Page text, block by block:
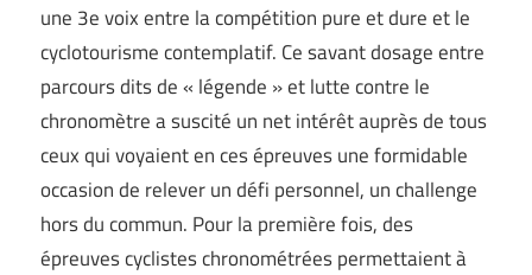
une 3e voix entre la compétition pure et dure et le
cyclotourisme contemplatif. Ce savant dosage entre
parcours dits de « légende » et lutte contre le
chronomètre a suscité un net intérêt auprès de tous
ceux qui voyaient en ces épreuves une formidable
occasion de relever un défi personnel, un challenge
hors du commun. Pour la première fois, des
épreuves cyclistes chronométrées permettaient à